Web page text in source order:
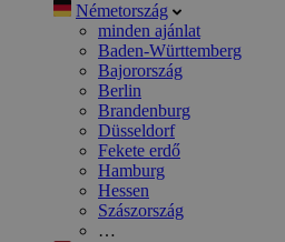
Németország
minden ajánlat
Baden-Württemberg
Bajorország
Berlin
Brandenburg
Düsseldorf
Fekete erdő
Hamburg
Hessen
Szászország
…